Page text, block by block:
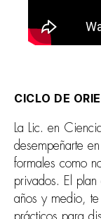
CICLO DE
La Lic. en
desempeñarte
formales como
privados. El
años y medio,
prácticos para